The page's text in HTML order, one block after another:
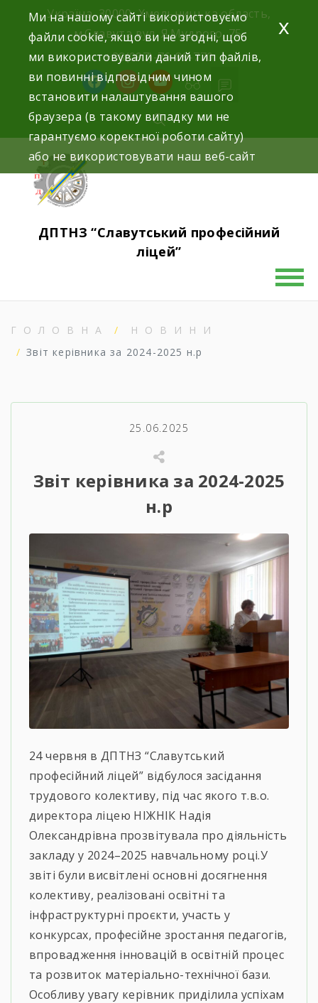
Україна, 30000, Хмельницька область,
м.Славута вул. Я.Мудрого, 75.
+38(097)-76-89-770
ДПТНЗ “Славутський професійний
ліцей”
ГОЛОВНА
НОВИНИ
Звіт керівника за 2024-2025 н.р
25.06.2025
Звіт керівника за 2024-2025
н.р
24 червня в ДПТНЗ “Славутський
професійний ліцей” відбулося засідання
трудового колективу, під час якого т.в.о.
директора ліцею НІЖНІК Надія
Олександрівна прозвітувала про діяльність
закладу у 2024–2025 навчальному році.У
звіті були висвітлені основні досягнення
колективу, реалізовані освітні та
інфраструктурні проєкти, участь у
конкурсах, професійне зростання педагогів,
впровадження інновацій в освітній процес
та розвиток матеріально-технічної бази.
Особливу увагу керівник приділила успіхам
Ми на нашому сайті використовуємо
файли cookie, якщо ви не згодні, щоб
ми використовували даний тип файлів,
ви повинні відповідним чином
встановити налаштування вашого
браузера (в такому випадку ми не
гарантуємо коректної роботи сайту)
або не використовувати наш веб-сайт
x